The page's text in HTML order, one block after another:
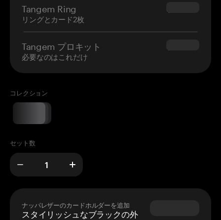
Tangem Ring
リングとカード2枚
$160.00
Tangem プロキット
必要なのはこれだけ
$180.00
コレクション
セット数
ナッパレザーのカードホルダーを追加
スタイリッシュなブラックの外